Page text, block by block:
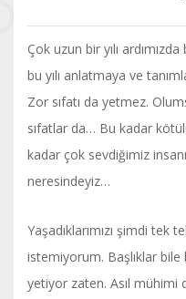
Çok uzun bir yılı
bu yılı anlatmaya ve
Zor sıfatı da yetmez.
sıfatlar da… Bu kadar
kadar çok sevdiğimiz
neresindeyiz…
Yaşadıklarımızı şimdi tek
istemiyorum. Başlıklar
yetiyor zaten. Asıl mühimi